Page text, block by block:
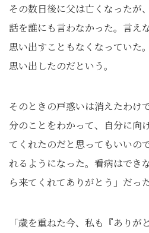
その数日後に父は亡くなったが
話を誰にも言わなかった。言え
思い出すこともなくなっていた
思い出したのだという。
そのときの戸惑いは消えたわけ
分のことをわかって、自分に向
てくれたのだと思ってもいいの
れるようになった。看病はでき
ら来てくれてありがとう」だっ
「歳を重ねた今、私も『あり